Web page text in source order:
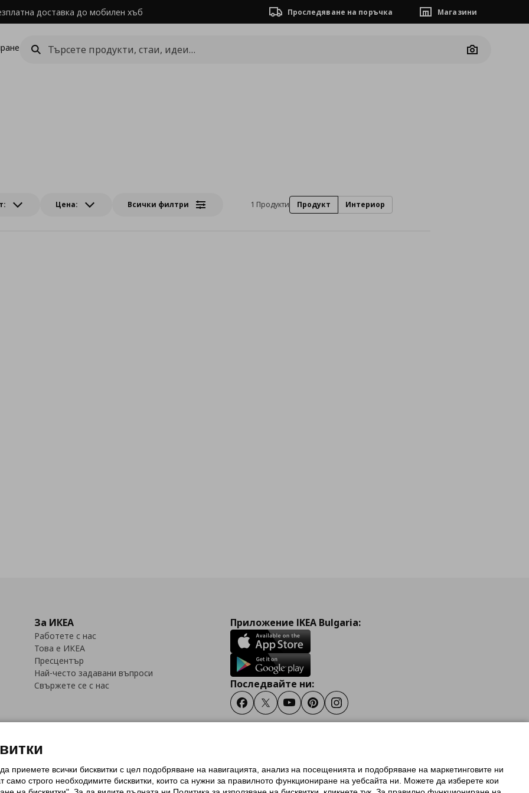
доставка до мобилен хъб Проследяване на поръчка Магазини
Camera
Цена: Всички филтри 1 Продукти Продукт Интериор
За ИКЕА
Работете с нас
Това е ИКЕА
Пресцентър
Най-често задавани въпроси
Свържете се с нас
Приложение IKEA Bulgaria:
Последвайте ни:
FacebookTwitterYoutubePinterestInstagram
(Cookies)Избор на настройки за използване на бисквиткиУсловия за ползване на ikea.bg
Политика за защита на личните данни на ikea.bg Общи условия на програма IKEA Family
приемете всички бисквитки с цел подобряване на навигацията, анализ на посещенията и подобряване на маркетинговите ни
строго необходимитe бисквитки, които са нужни за правилното функциониране на уебсайта ни. Можете да изберете кои